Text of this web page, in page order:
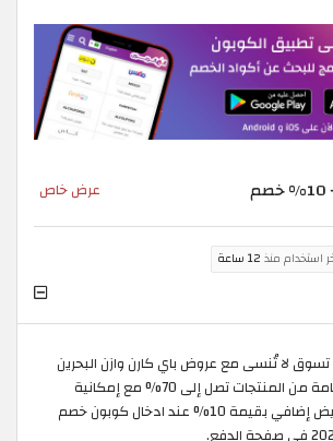
عرض خاص
استخدام منذ 12 ساعة
تسوق لا تُنسى مع عروض باي كارن وازن البحرين
على باقة هامة من المنتجات تصل إلى 70% مع إمكانية
تفعيل تخفيض إضافي بقيمة 10% عند ادخال كوبون خصم